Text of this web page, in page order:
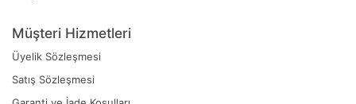
Müşteri Hizmetleri
Üyelik Sözleşmesi
Satış Sözleşmesi